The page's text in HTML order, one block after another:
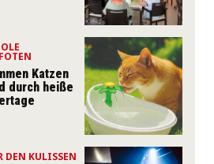
Katzen
durch heiße
DEN KULISSEN